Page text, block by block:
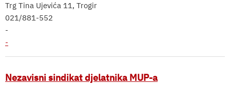
Trg Tina Ujevića 11, Trogir
021/881-552
-
-
Nezavisni sindikat djelatnika MUP-a